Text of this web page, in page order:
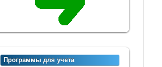
Программы для учета